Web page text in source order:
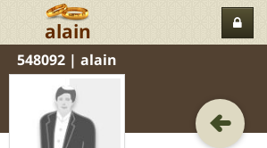
alain
alain‏ | 548092